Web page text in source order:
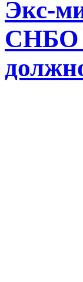
Экс-
СНБО